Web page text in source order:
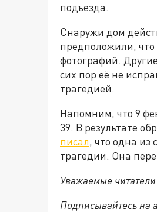
подъезда.
Снаружи дом
предположили, что
фотографий.
сих пор её не
трагедией.
Напомним, что 9
39. В результате
писал, что одна из
трагедии. Она
Уважаемые
Подписывайтесь на